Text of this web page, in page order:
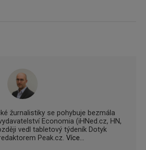
žurnalistiky se pohybuje bezmála
Economia (iHNed.cz, HN,
vedl tabletový týdeník Dotyk
Peak.cz. Více...